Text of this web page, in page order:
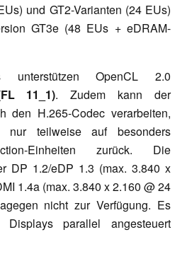
und GT2-Varianten (24 EUs)
GT3e (48 EUs + eDRAM-
unterstützen OpenCL 2.0
11_1). Zudem kann der
den H.265-Codec verarbeiten,
nur teilweise auf besonders
Einheiten zurück. Die
DP 1.2/eDP 1.3 (max. 3.840 x
1.4a (max. 3.840 x 2.160 @ 24
nicht zur Verfügung. Es
parallel angesteuert